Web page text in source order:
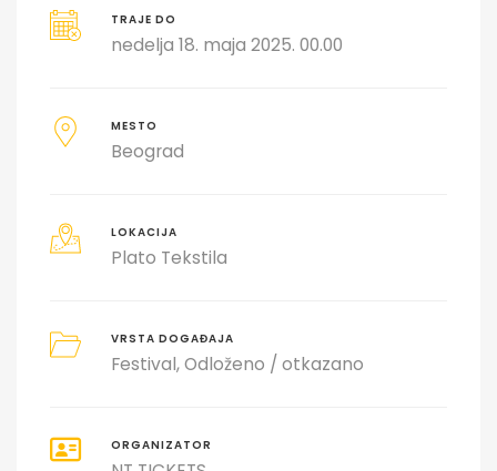
TRAJE DO
nedelja 18. maja 2025. 00.00
MESTO
Beograd
LOKACIJA
Plato Tekstila
VRSTA DOGAĐAJA
Festival Odloženo / otkazano
ORGANIZATOR